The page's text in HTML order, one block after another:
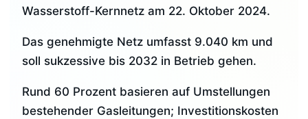
Wasserstoff-Kernnetz am 22. Oktober 2024.
Das genehmigte Netz umfasst 9.040 km und
soll sukzessive bis 2032 in Betrieb gehen.
Rund 60 Prozent basieren auf Umstellungen
bestehender Gasleitungen; Investitionskosten